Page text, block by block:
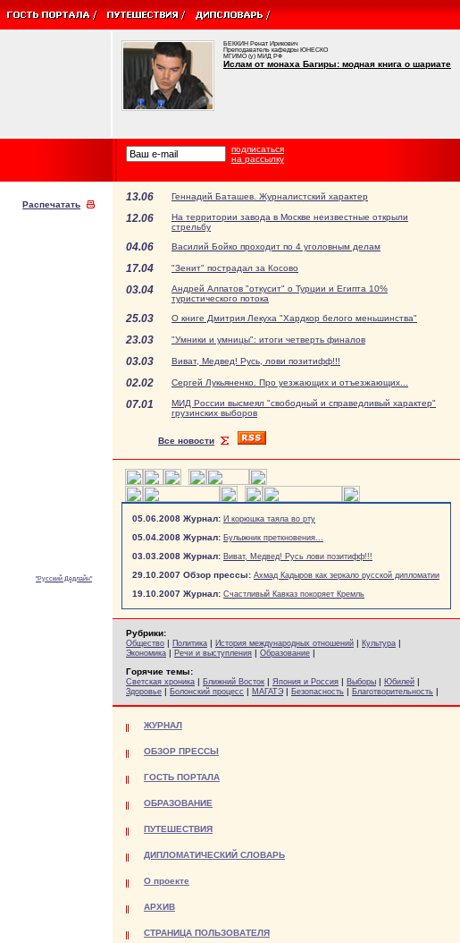
БЕККИН Ренат Ирикович
Преподаватель кафедры ЮНЕСКО
МГИМО (у) МИД РФ
Ислам от монаха Багиры: модная книга о шариате
подписаться
на рассылку
Распечатать
"Русский Дедлайн"
13.06 Геннадий Баташев. Журналистский характер
12.06
На территории завода в Москве неизвестные открыли
стрельбу
04.06 Василий Бойко проходит по 4 уголовным делам
17.04 "Зенит" пострадал за Косово
03.04
Андрей Алпатов "откусит" о Турции и Египта 10%
туристического потока
25.03 О книге Дмитрия Лекуха "Хардкор белого меньшинства"
23.03 "Умники и умницы": итоги четверть финалов
03.03 Виват, Медвед! Русь, лови позитифф!!!
02.02 Сергей Лукьяненко. Про уезжающих и отъезжающих...
07.01
МИД России высмеял "свободный и справедливый характер"
грузинских выборов
Все новости
05.06.2008 Журнал: И корюшка таяла во рту
05.04.2008 Журнал: Булыжник преткновения...
03.03.2008 Журнал: Виват, Медвед! Русь лови позитифф!!!
29.10.2007 Обзор прессы: Ахмад Кадыров как зеркало русской дипломатии
19.10.2007 Журнал: Счастливый Кавказ покоряет Кремль
Рубрики:
Общество | Политика | История международных отношений | Культура |
Экономика | Речи и выступления | Образование |
Горячие темы:
Светская хроника | Ближний Восток | Япония и Россия | Выборы | Юбилей |
Здоровье | Болонский процесс | МАГАТЭ | Безопасность | Благотворительность |
ЖУРНАЛ
ОБЗОР ПРЕССЫ
ГОСТЬ ПОРТАЛА
ОБРАЗОВАНИЕ
ПУТЕШЕСТВИЯ
ДИПЛОМАТИЧЕСКИЙ СЛОВАРЬ
О проекте
АРХИВ
СТРАНИЦА ПОЛЬЗОВАТЕЛЯ